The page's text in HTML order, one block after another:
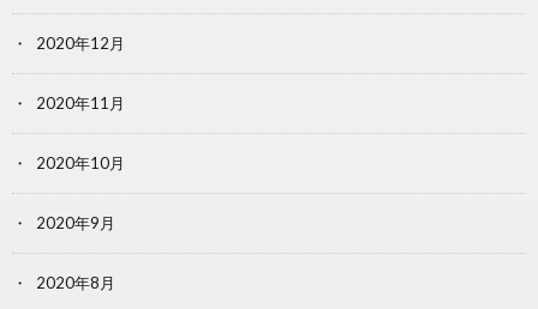
2020年12月
2020年11月
2020年10月
2020年9月
2020年8月